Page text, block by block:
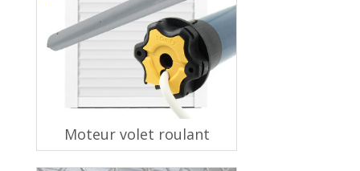
Moteur volet roulant